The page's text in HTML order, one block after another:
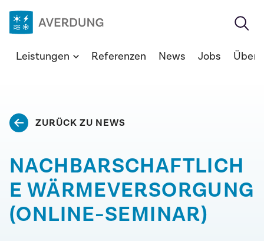
Zum
Inhalt
Ingenieure
GmbH
Leistungen Referenzen News Jobs Über
ZURÜCK ZU NEWS
NACHBARSCHAFTLICH
E WÄRMEVERSORGUNG
(ONLINE-SEMINAR)